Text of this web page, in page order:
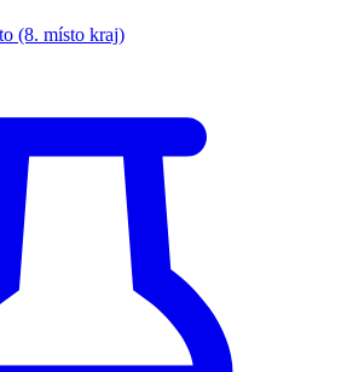
(8. místo kraj)